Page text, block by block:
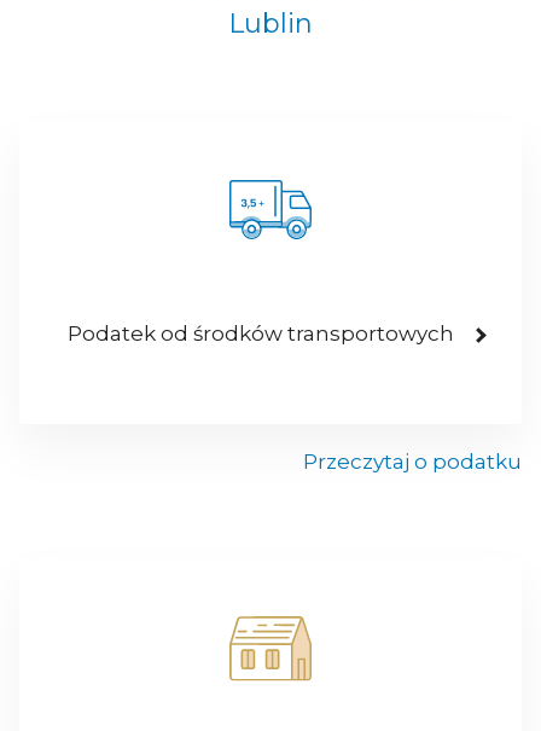
Lublin
Podatek od środków transportowych
Przeczytaj o podatku